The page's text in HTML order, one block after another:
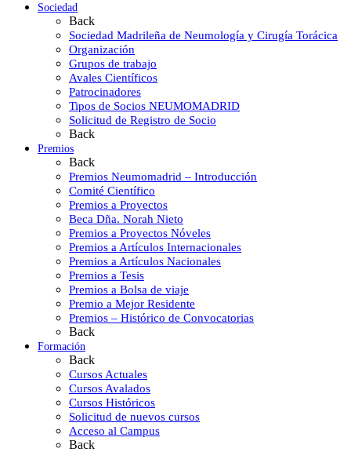
Sociedad
Back
Sociedad Madrileña de Neumología y Cirugía Torácica
Organización
Grupos de trabajo
Avales Científicos
Patrocinadores
Tipos de Socios NEUMOMADRID
Solicitud de Registro de Socio
Back
Premios
Back
Premios Neumomadrid – Introducción
Comité Científico
Premios a Proyectos
Beca Dña. Norah Nieto
Premios a Proyectos Nóveles
Premios a Artículos Internacionales
Premios a Artículos Nacionales
Premios a Tesis
Premios a Bolsa de viaje
Premio a Mejor Residente
Premios – Histórico de Convocatorias
Back
Formación
Back
Cursos Actuales
Cursos Avalados
Cursos Históricos
Solicitud de nuevos cursos
Acceso al Campus
Back